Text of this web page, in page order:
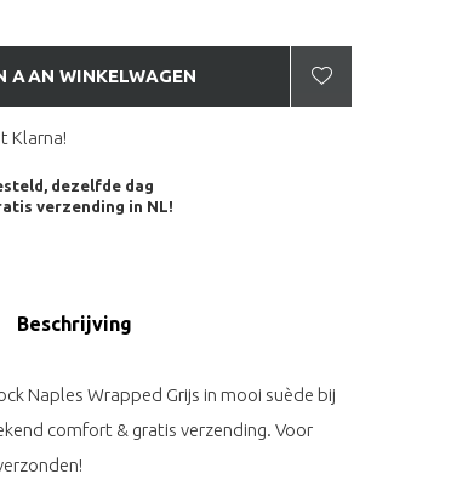
AAN WINKELWAGEN
Klarna!
dezelfde dag
verzending in NL!
Beschrijving
Naples Wrapped Grijs in mooi suède bij
comfort & gratis verzending. Voor